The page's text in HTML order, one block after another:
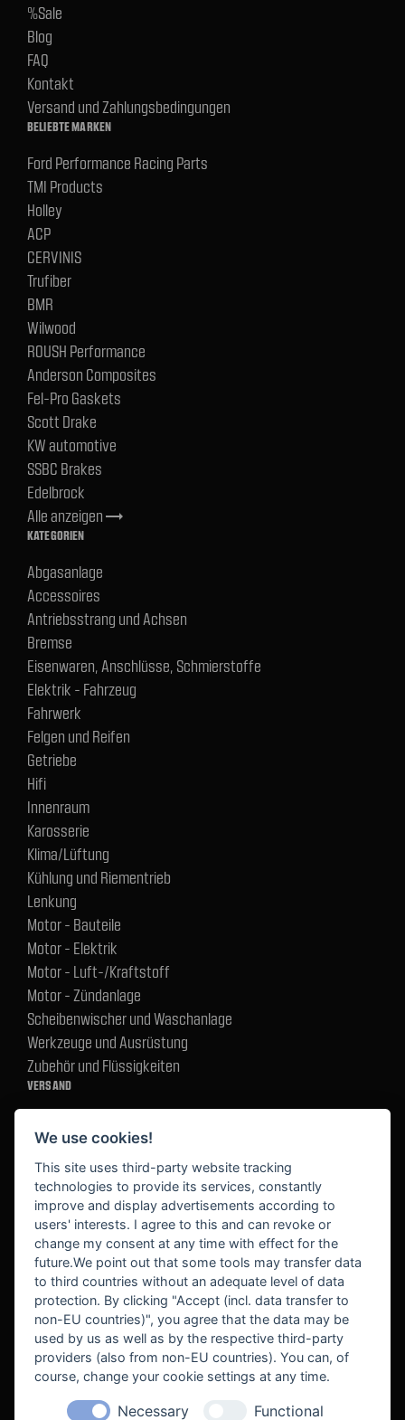
%Sale
Blog
FAQ
Kontakt
Versand und Zahlungsbedingungen
BELIEBTE MARKEN
Ford Performance Racing Parts
TMI Products
Holley
ACP
CERVINIS
Trufiber
BMR
Wilwood
ROUSH Performance
Anderson Composites
Fel-Pro Gaskets
Scott Drake
KW automotive
SSBC Brakes
Edelbrock
Alle anzeigentrending_flat
KATEGORIEN
Abgasanlage
Accessoires
Antriebsstrang und Achsen
Bremse
Eisenwaren, Anschlüsse, Schmierstoffe
Elektrik - Fahrzeug
Fahrwerk
Felgen und Reifen
Getriebe
Hifi
Innenraum
Karosserie
Klima/Lüftung
Kühlung und Riementrieb
Lenkung
Motor - Bauteile
Motor - Elektrik
Motor - Luft-/Kraftstoff
Motor - Zündanlage
Scheibenwischer und Waschanlage
Werkzeuge und Ausrüstung
Zubehör und Flüssigkeiten
VERSAND
BEKANNT AUS
We use cookies!
This site uses third-party website tracking
technologies to provide its services, constantly
improve and display advertisements according to
users' interests. I agree to this and can revoke or
change my consent at any time with effect for the
future.We point out that some tools may transfer data
to third countries without an adequate level of data
protection. By clicking "Accept (incl. data transfer to
non-EU countries)", you agree that the data may be
used by us as well as by the respective third-party
providers (also from non-EU countries). You can, of
course, change your cookie settings at any time.
Necessary Functional